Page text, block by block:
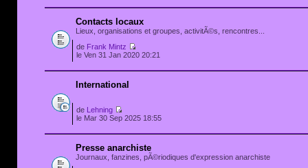
Contacts locaux
Lieux, organisations et groupes, activitÃ©s, rencontres...
de Frank Mintz
le Ven 31 Jan 2020 20:21
International
de
Lehning
le Mar 30 Sep 2025 18:55
Presse anarchiste
Journaux, fanzines, pÃ©riodiques d'expression anarchiste